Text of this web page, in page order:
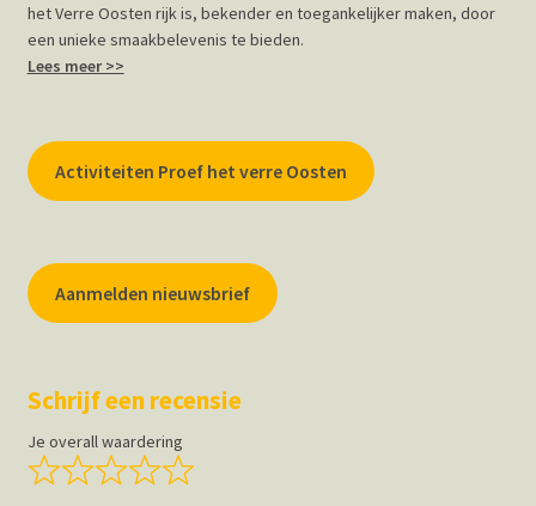
het Verre Oosten rijk is, bekender en toegankelijker maken, door
een unieke smaakbelevenis te bieden.
Lees meer >>
Activiteiten Proef het verre Oosten
Aanmelden nieuwsbrief
Schrijf een recensie
Je overall waardering